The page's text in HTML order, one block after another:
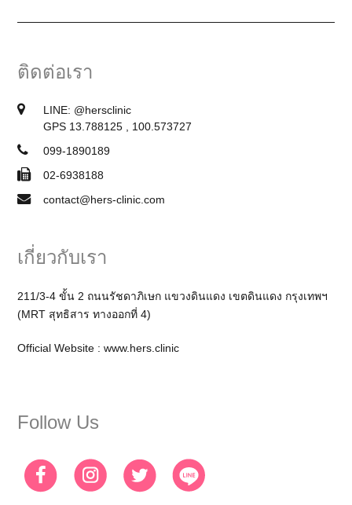
ติดต่อเรา
LINE: @hersclinic
GPS 13.788125 , 100.573727
099-1890189
02-6938188
contact@hers-clinic.com
เกี่ยวกับเรา
211/3-4 ขั้น 2 ถนนรัชดาภิเษก แขวงดินแดง เขตดินแดง กรุงเทพฯ
(MRT สุทธิสาร ทางออกที่ 4)
Official Website :www.hers.clinic
Follow Us